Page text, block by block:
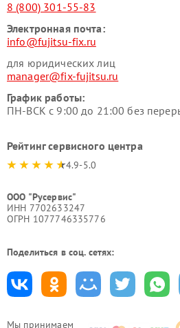
Мы принимаем
8 (800) 301-55-83
Электронная почта:
info@fujitsu-fix.ru
для юридических лиц
manager@fix-fujitsu.ru
График работы:
ПН-ВСК с 9:00 до 21:00 без
Рейтинг сервисного центра
4.9-5.0
ООО "Русервис"
ИНН 7702633247
ОГРН 1077746335776
Поделиться в соц. сетях: